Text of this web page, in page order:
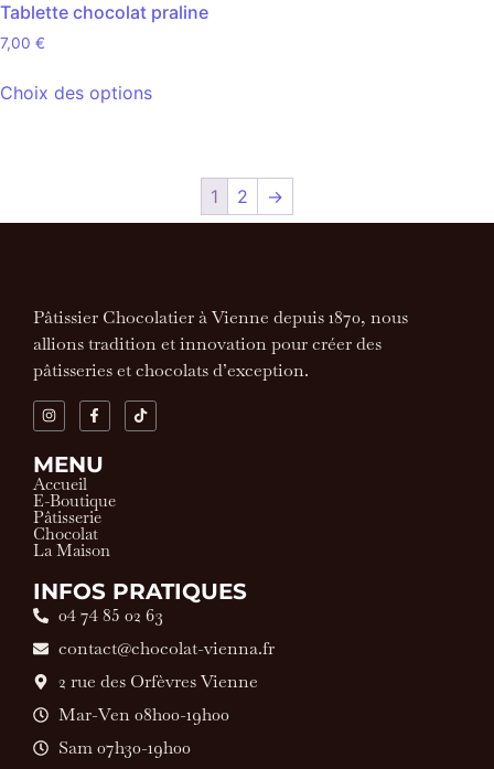
Tablette chocolat praline
7,00 €
Choix des options
1 2 →
Pâtissier Chocolatier à Vienne depuis 1870, nous
allions tradition et innovation pour créer des
pâtisseries et chocolats d’exception.
MENU
Accueil
E-Boutique
Pâtisserie
Chocolat
La Maison
INFOS PRATIQUES
04 74 85 02 63
contact@chocolat-vienna.fr
2 rue des Orfèvres Vienne
Mar-Ven 08h00-19h00
Sam 07h30-19h00